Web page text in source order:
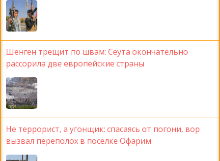
Шенген трещит по швам: Сеута окончательно
рассорила две европейские страны
Не террорист, а угонщик: спасаясь от погони, вор
вызвал переполох в поселке Офарим